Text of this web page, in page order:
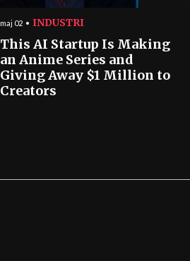
maj 02 INDUSTRI
This AI Startup Is Making
an Anime Series and
Giving Away $1 Million to
Creators